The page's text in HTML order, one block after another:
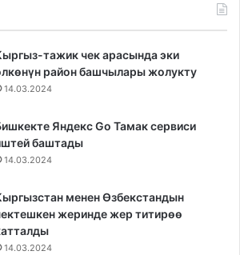
тажик чек арасында эки
район башчылары жолукту
14.03.2024
Яндекс Go Тамак сервиси
баштады
14.03.2024
менен Өзбекстандын
жеринде жер титирөө
14.03.2024